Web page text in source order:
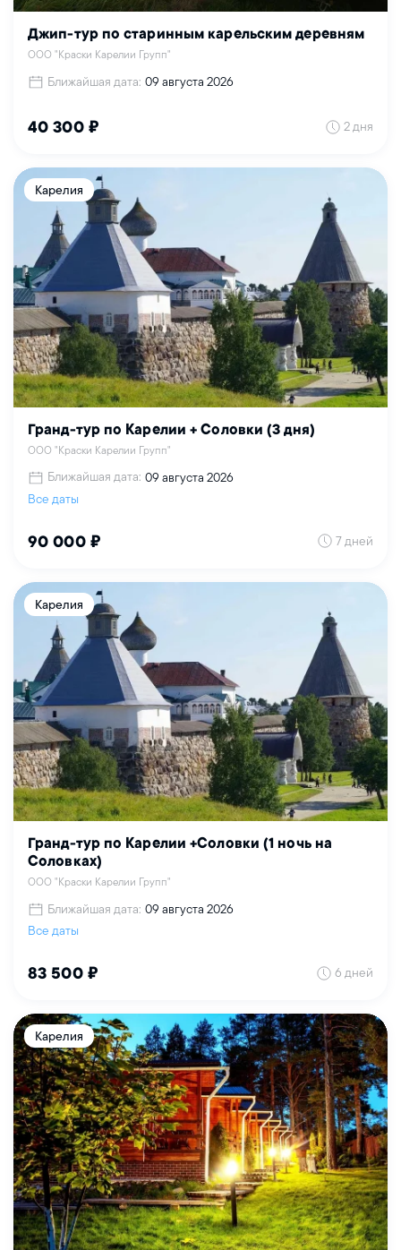
Джип-тур по старинным карельским деревням
ООО "Краски Карелии Групп"
Ближайшая дата: 09 августа 2026
40 300 ₽ 2 дня
Карелия
Гранд-тур по Карелии + Соловки (3 дня)
ООО "Краски Карелии Групп"
Ближайшая дата: 09 августа 2026
Все даты
90 000 ₽ 7 дней
Карелия
Гранд-тур по Карелии +Соловки (1 ночь на
Соловках)
ООО "Краски Карелии Групп"
Ближайшая дата: 09 августа 2026
Все даты
83 500 ₽ 6 дней
Карелия